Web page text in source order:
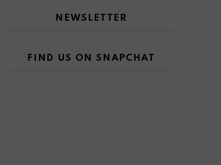
NEWSLETTER
FIND US ON SNAPCHAT